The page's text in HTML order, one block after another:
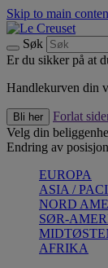
Skip to main
Søk
Er du sikker på at
Handlekurven din
Bli her
Forlat
Velg din
Endring av
EUROPA
ASIA /
NORD
SØR-
AFRIKA